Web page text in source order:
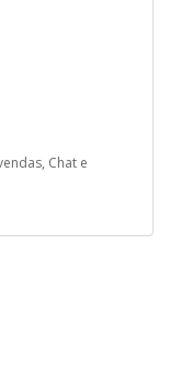
Chat e